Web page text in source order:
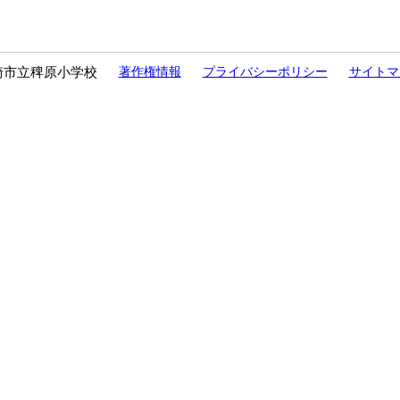
市立稗原小学校 著作権情報 プライバシーポリシー サイト